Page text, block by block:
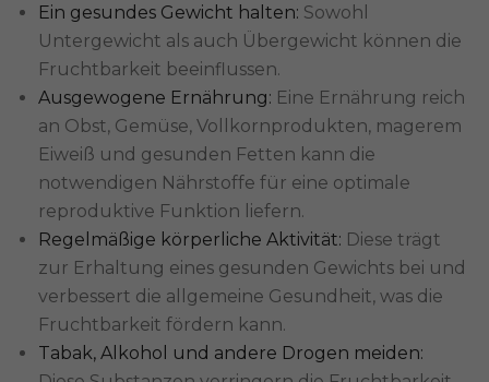
Ein gesundes Gewicht halten: Sowohl
Untergewicht als auch Übergewicht können die
Fruchtbarkeit beeinflussen.
Ausgewogene Ernährung: Eine Ernährung reich
an Obst, Gemüse, Vollkornprodukten, magerem
Eiweiß und gesunden Fetten kann die
notwendigen Nährstoffe für eine optimale
reproduktive Funktion liefern.
Regelmäßige körperliche Aktivität: Diese trägt
zur Erhaltung eines gesunden Gewichts bei und
verbessert die allgemeine Gesundheit, was die
Fruchtbarkeit fördern kann.
Tabak, Alkohol und andere Drogen meiden: